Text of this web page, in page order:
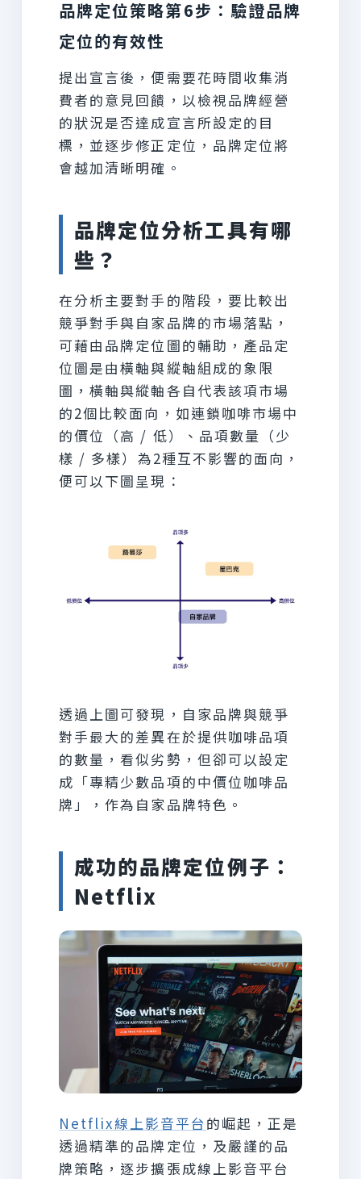
品牌定位策略第6步：驗證品牌
定位的有效性
提出宣言後，便需要花時間收集消
費者的意見回饋，以檢視品牌經營
的狀況是否達成宣言所設定的目
標，並逐步修正定位，品牌定位將
會越加清晰明確。
品牌定位分析工具有哪
些？
在分析主要對手的階段，要比較出
競爭對手與自家品牌的市場落點，
可藉由品牌定位圖的輔助，產品定
位圖是由橫軸與縱軸組成的象限
圖，橫軸與縱軸各自代表該項市場
的2個比較面向，如連鎖咖啡市場中
的價位（高 / 低）、品項數量（少
樣 / 多樣）為2種互不影響的面向，
便可以下圖呈現：
透過上圖可發現，自家品牌與競爭
對手最大的差異在於提供咖啡品項
的數量，看似劣勢，但卻可以設定
成「專精少數品項的中價位咖啡品
牌」，作為自家品牌特色。
成功的品牌定位例子：
Netflix
Netflix線上影音平台的崛起，正是
透過精準的品牌定位，及嚴謹的品
牌策略，逐步擴張成線上影音平台